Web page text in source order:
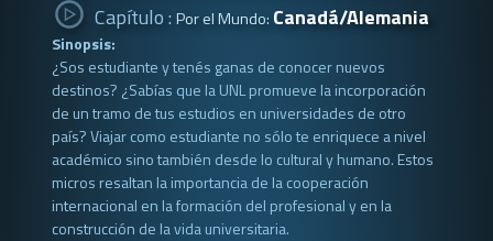
Capítulo : Por el Mundo: Canadá/Alemania
Sinopsis:
¿Sos estudiante y tenés ganas de conocer nuevos
destinos? ¿Sabías que la UNL promueve la incorporación
de un tramo de tus estudios en universidades de otro
país? Viajar como estudiante no sólo te enriquece a nivel
académico sino también desde lo cultural y humano. Estos
micros resaltan la importancia de la cooperación
internacional en la formación del profesional y en la
construcción de la vida universitaria.